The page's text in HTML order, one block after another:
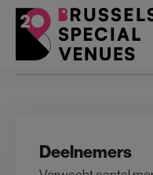
Filters
Deelnemers